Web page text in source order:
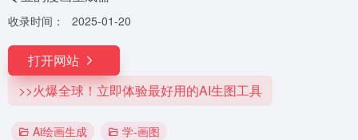
收录时间： 2025-01-20
打开网站
>>火爆全球！立即体验最好用的AI生图工具
Ai绘画生成 学-画图